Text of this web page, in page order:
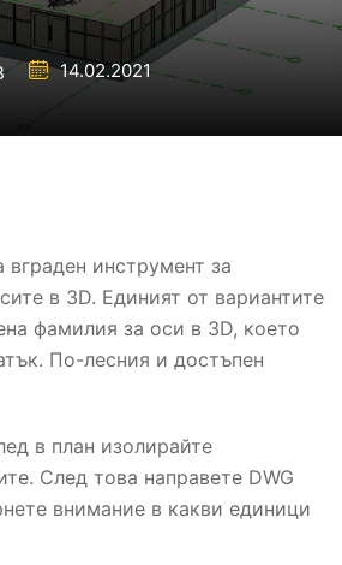
14.02.2021
инструмент за
в 3D. Единият от вариантите
фамилия за оси в 3D, което
По-лесния и достъпен
в план изолирайте
След това направете DWG
внимание в какви единици